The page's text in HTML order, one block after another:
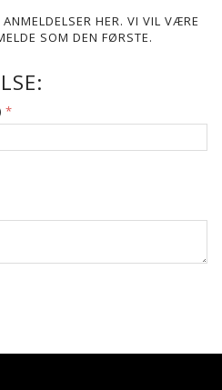
HER. VI VIL VÆRE
SOM DEN FØRSTE.